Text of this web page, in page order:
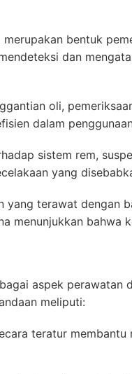
bentuk
dan
oli,
dalam
sistem rem,
yang
yang terawat
menunjukkan
aspek
meliputi:
teratur